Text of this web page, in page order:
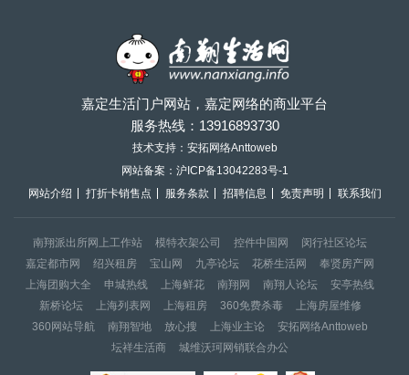
嘉定生活门户网站，嘉定网络的商业平台
服务热线： 13916893730
技术支持：安拓网络Anttoweb
网站备案： 沪ICP备13042283号-1
网站介绍
打折卡销售点 服务条款 招聘信息 免责声明 联系我们
南翔派出所网上工作站 模特衣架公司 控件中国网
闵行社区论坛
嘉定都市网
绍兴租房 宝山网 九亭论坛 花桥生活网
奉贤房产网
上海团购大全
申城热线 上海鲜花 南翔网 南翔人论坛
安亭热线
新桥论坛
上海列表网 上海租房 360免费杀毒
上海房屋维修
360网站导航
南翔智地 放心搜 上海业主论
安拓网络Anttoweb
坛祥生活商
城维沃珂网销联合办公